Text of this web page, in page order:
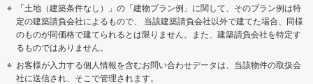
「土地（建築条件なし）」の「建物プラン例」に関して、そのプラン例は特
定の建築請負会社によるもので、 当該建築請負会社以外で建てた場合、同様
のものが同価格で建てられるとは限りません。また、建築請負会社を特定す
るものではありません。
お客様が入力する個人情報を含むお問い合わせデータは、当該物件の取扱会
社に送信され、そこで管理されます。